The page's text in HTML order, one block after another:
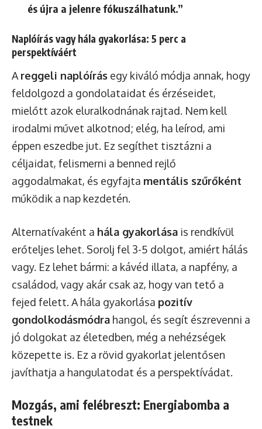
és újra a jelenre fókuszálhatunk.”
Naplóírás vagy hála gyakorlása: 5 perc a
perspektíváért
A reggeli naplóírás egy kiváló módja annak, hogy
feldolgozd a gondolataidat és érzéseidet,
mielőtt azok eluralkodnának rajtad. Nem kell
irodalmi művet alkotnod; elég, ha leírod, ami
éppen eszedbe jut. Ez segíthet tisztázni a
céljaidat, felismerni a benned rejlő
aggodalmakat, és egyfajta mentális szűrőként
működik a nap kezdetén.
Alternatívaként a hála gyakorlása is rendkívül
erőteljes lehet. Sorolj fel 3-5 dolgot, amiért hálás
vagy. Ez lehet bármi: a kávéd illata, a napfény, a
családod, vagy akár csak az, hogy van tető a
fejed felett. A hála gyakorlása pozitív
gondolkodásmódra hangol, és segít észrevenni a
jó dolgokat az életedben, még a nehézségek
közepette is. Ez a rövid gyakorlat jelentősen
javíthatja a hangulatodat és a perspektívádat.
Mozgás, ami felébreszt: Energiabomba a
testnek